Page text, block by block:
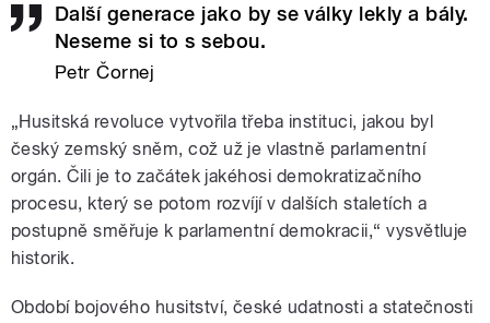
Další generace jako by se války lekly a bály.
Neseme si to s sebou.
Petr Čornej
„Husitská revoluce vytvořila třeba instituci, jakou byl
český zemský sněm, což už je vlastně parlamentní
orgán. Čili je to začátek jakéhosi demokratizačního
procesu, který se potom rozvíjí v dalších staletích a
postupně směřuje k parlamentní demokracii,“ vysvětluje
historik.
Období bojového husitství, české udatnosti a statečnosti